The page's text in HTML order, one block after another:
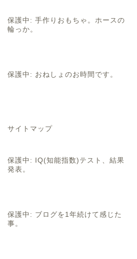
保護中: 手作りおもちゃ。ホースの
輪っか。
保護中: おねしょのお時間です。
サイトマップ
保護中: IQ(知能指数)テスト、結果
発表。
保護中: ブログを1年続けて感じた
事。